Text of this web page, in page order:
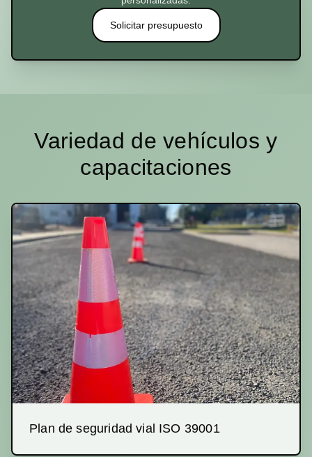
Solicitar presupuesto
Variedad de vehículos y
capacitaciones
Plan de seguridad vial ISO 39001